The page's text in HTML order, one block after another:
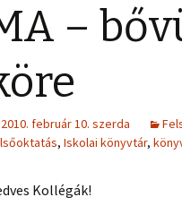
–
2010. február 10. szerda
, Iskolai könyvtár,
Kollégák!